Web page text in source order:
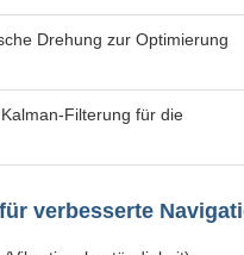
Drehung zur Optimierung
Filterung für die
verbesserte